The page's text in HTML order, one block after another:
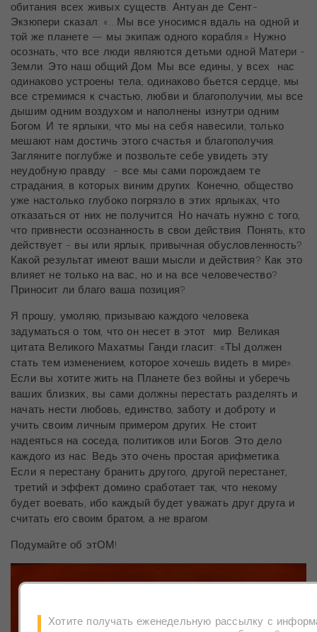
обитания всех живых существ. Антуан де Сент-
Экзюпери сказал: «…Мы все уносимся вдаль на одной и
той же планете — мы экипаж одного корабля.» Нужно
осознать, что все люди являются детьми одной Матери -
Земли. Это наш общий Дом. Мы все едины, у всех нас
одинаково устроены тела, одинаково бьется сердце, мы
все стремимся к счастью, любви и благополучии, мы все
дышим одним воздухом и наполнены изнутри одним
Богом. И те ярлыки, что мы на себя навесили, только
мешают нам достичь этого счастья и благополучия.
Загляните поглубже и позвольте себе увидеть эту
неудобную правду - все мы сами порождаем те
страдания, в которых виним других. Конечно, общество
уже настолько глубоко погрязло в этих ярлыках, что
отказаться от них не получится. Но начать нужно с того,
что привнести осознанность в свои действия. Понять, кто
действует - вы или ярлык, привычная обусловленность?
Какой результат имеют ваши мысли и действия? Как это
влияет не только на вас, но и на все человечество?
Приносит ли благо ваша позиция?
Я прошу, умоляю, призываю каждого человека
задуматься о том, что он несет в этот мир. Великая
цитата Великого Махатмы Ганди гласит: «ТЫ должен
стать тем изменением, которое хочешь видеть в мире».
Если вы хотите жить на Планете без войны и уберечь
ваших близких, вы сами должны перестать разделять и
начать нести любовь, единство, заботу и доброту и
учить своим личным примером других. Не стоит
надеяться на соседа, политиков или Богов. Это дело
каждого из нас. Ведь это очень простая арифметика.
Если я перестану бранить другого, другой перестанет,
третий и эффект домино сработает так, что некому
будет воевать, ибо каждый будет уважать друг друга и
считать его своим братом, а не врагом.
Подумайте об этОМ!
Хотите получать еженедельную рассылку с